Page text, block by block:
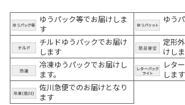
ゆうパック等でお届けしま
す
ゆう
チルドゆうパックでお届け
します
定形
けし
冷凍ゆうパックでお届けし
ます。
レタ
します
佐川急便でのお届けとなり
ます